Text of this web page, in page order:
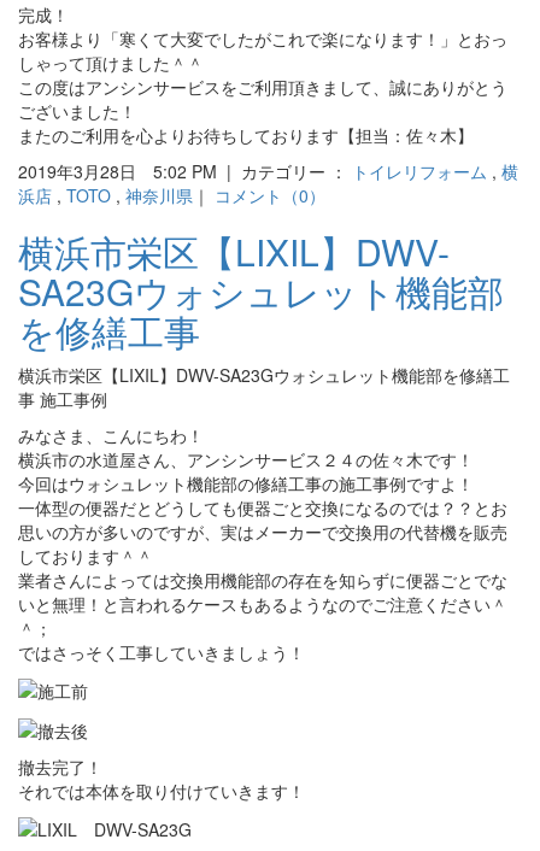
完成！
お客様より「寒くて大変でしたがこれで楽になります！」とおっ
しゃって頂けました＾＾
この度はアンシンサービスをご利用頂きまして、誠にありがとう
ございました！
またのご利用を心よりお待ちしております【担当：佐々木】
2019年3月28日 5:02 PM | カテゴリー ：
トイレリフォーム , 横
浜店 , TOTO , 神奈川県 ｜ コメント（0）
横浜市栄区【LIXIL】DWV-
SA23Gウォシュレット機能部
を修繕工事
横浜市栄区【LIXIL】DWV-SA23Gウォシュレット機能部を修繕工
事 施工事例
みなさま、こんにちわ！
横浜市の水道屋さん、アンシンサービス２４の佐々木です！
今回はウォシュレット機能部の修繕工事の施工事例ですよ！
一体型の便器だとどうしても便器ごと交換になるのでは？？とお
思いの方が多いのですが、実はメーカーで交換用の代替機を販売
しております＾＾
業者さんによっては交換用機能部の存在を知らずに便器ごとでな
いと無理！と言われるケースもあるようなのでご注意ください＾
＾；
ではさっそく工事していきましょう！
撤去完了！
それでは本体を取り付けていきます！